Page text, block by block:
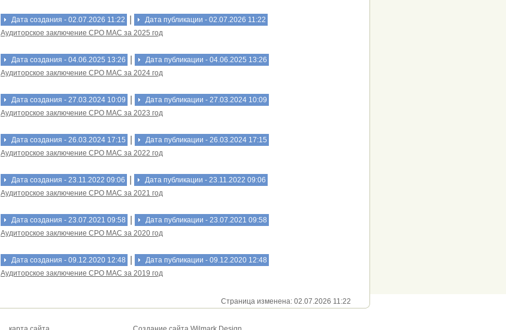
Дата создания - 02.07.2026 11:22
Дата публикации - 02.07.2026 11:22
Аудиторское заключение СРО МАС за 2025 год
Дата создания - 04.06.2025 13:26
Дата публикации - 04.06.2025 13:26
Аудиторское заключение СРО МАС за 2024 год
Дата создания - 27.03.2024 10:09
Дата публикации - 27.03.2024 10:09
Аудиторское заключение СРО МАС за 2023 год
Дата создания - 26.03.2024 17:15
Дата публикации - 26.03.2024 17:15
Аудиторское заключение СРО МАС за 2022 год
Дата создания - 23.11.2022 09:06
Дата публикации - 23.11.2022 09:06
Аудиторское заключение СРО МАС за 2021 год
Дата создания - 23.07.2021 09:58
Дата публикации - 23.07.2021 09:58
Аудиторское заключение СРО МАС за 2020 год
Дата создания - 09.12.2020 12:48
Дата публикации - 09.12.2020 12:48
Аудиторское заключение СРО МАС за 2019 год
Страница изменена: 02.07.2026 11:22